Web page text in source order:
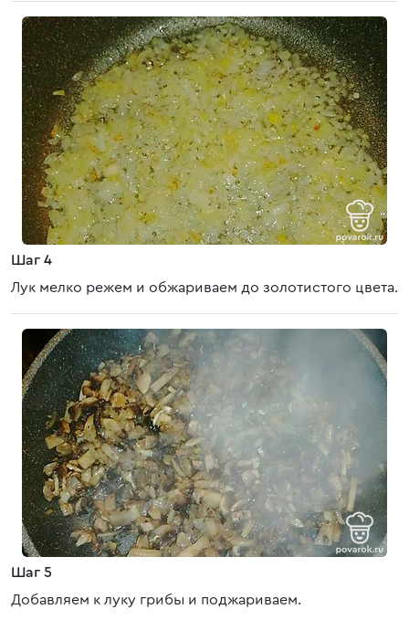
Шаг 4
Лук мелко режем и обжариваем до золотистого цвета.
Шаг 5
Добавляем к луку грибы и поджариваем.